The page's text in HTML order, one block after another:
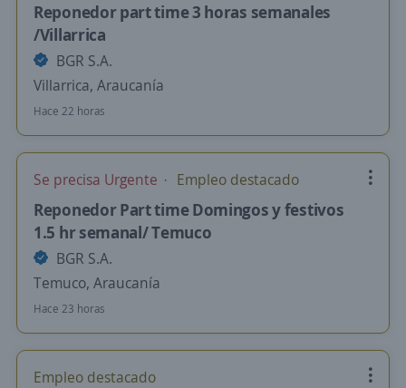
Reponedor part time 3 horas semanales
/Villarrica
BGR S.A.
Villarrica, Araucanía
Hace 22 horas
Se precisa Urgente Empleo destacado
Reponedor Part time Domingos y festivos
1.5 hr semanal/ Temuco
BGR S.A.
Temuco, Araucanía
Hace 23 horas
Empleo destacado